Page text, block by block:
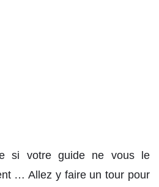
si votre guide ne vous le
… Allez y faire un tour pour